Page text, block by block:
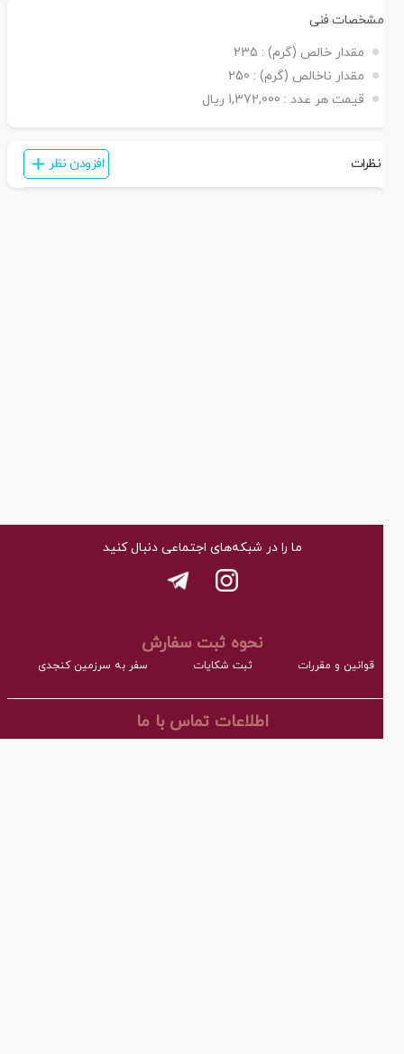
مشخصات فنی
مقدار خالص (گرم) : 235
مقدار ناخالص (گرم) : 250
قیمت هر عدد : 1,372,000 ریال
نظرات افزودن نظر
ما را در شبکه‌های اجتماعی دنبال کنید
نحوه ثبت سفارش
قوانین و مقررات ثبت شکایات سفر به سرزمین کنجدی
اطلاعات تماس با ما